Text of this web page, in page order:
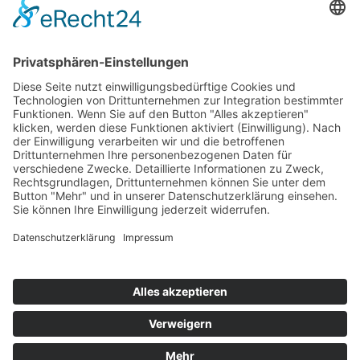
Dariusz Wojciechowski
13051 Berlin
Tel.: 030 – 96 20 42 07
E-Mail:kontakt@gastro-hohenschoenhausen.de
Mo: 08:00-16:00 Uhr
Di: 08:00-16:00 Uhr
Mi: 08:00-16:00 Uhr
Fr: geschlossen; nur für bestellte Patienten geöffnet